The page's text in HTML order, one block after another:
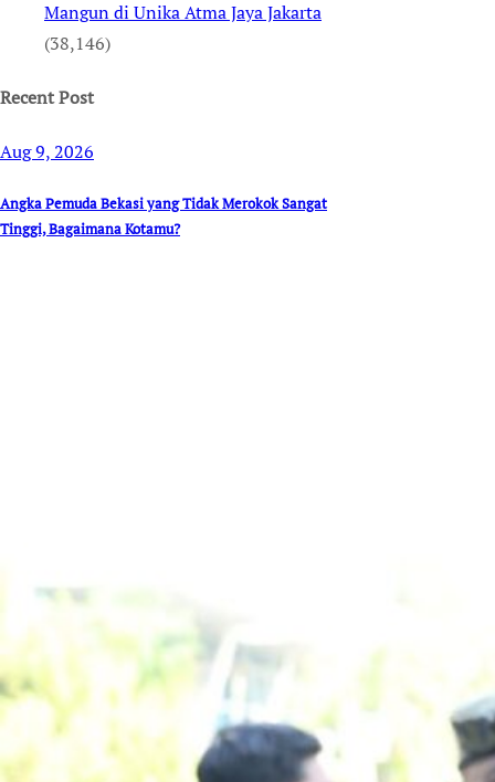
Mangun di Unika Atma Jaya Jakarta
(38,146)
Recent Post
Aug 9, 2026
Angka Pemuda Bekasi yang Tidak Merokok Sangat
Tinggi, Bagaimana Kotamu?